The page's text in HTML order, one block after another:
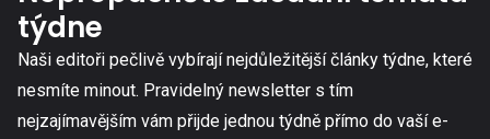
týdne
Naši editoři pečlivě vybírají nejdůležitější články týdne, které
nesmíte minout. Pravidelný newsletter s tím
nejzajímavějším vám přijde jednou týdně přímo do vaší e-